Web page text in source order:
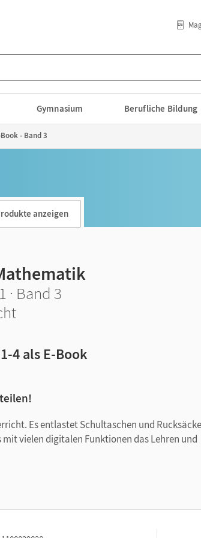
Gymnasium Berufliche Bildung
- Band 3
anzeigen
· Band 3
4 als E-Book
Es entlastet Schultaschen und Rucksäcke
vielen digitalen Funktionen das Lehren und